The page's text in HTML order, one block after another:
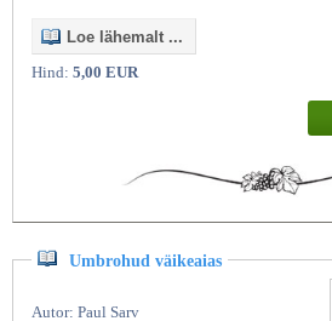
Loe lähemalt ...
Hind: 5,00 EUR
Umbrohud väikeaias
Autor: Paul Sarv